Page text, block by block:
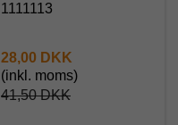
1111113
41,50 DKK
28,00 DKK
(inkl. moms)